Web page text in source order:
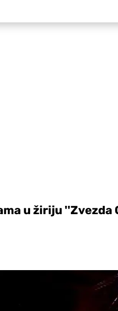
u žiriju ''Zvezda